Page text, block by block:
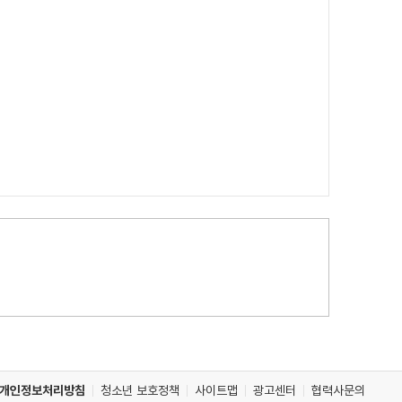
개인정보처리방침 청소년 보호정책 사이트맵 광고센터 협력사문의